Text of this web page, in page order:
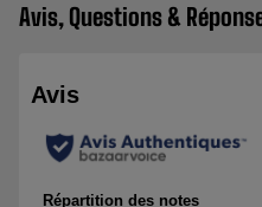
Avis, Questions &